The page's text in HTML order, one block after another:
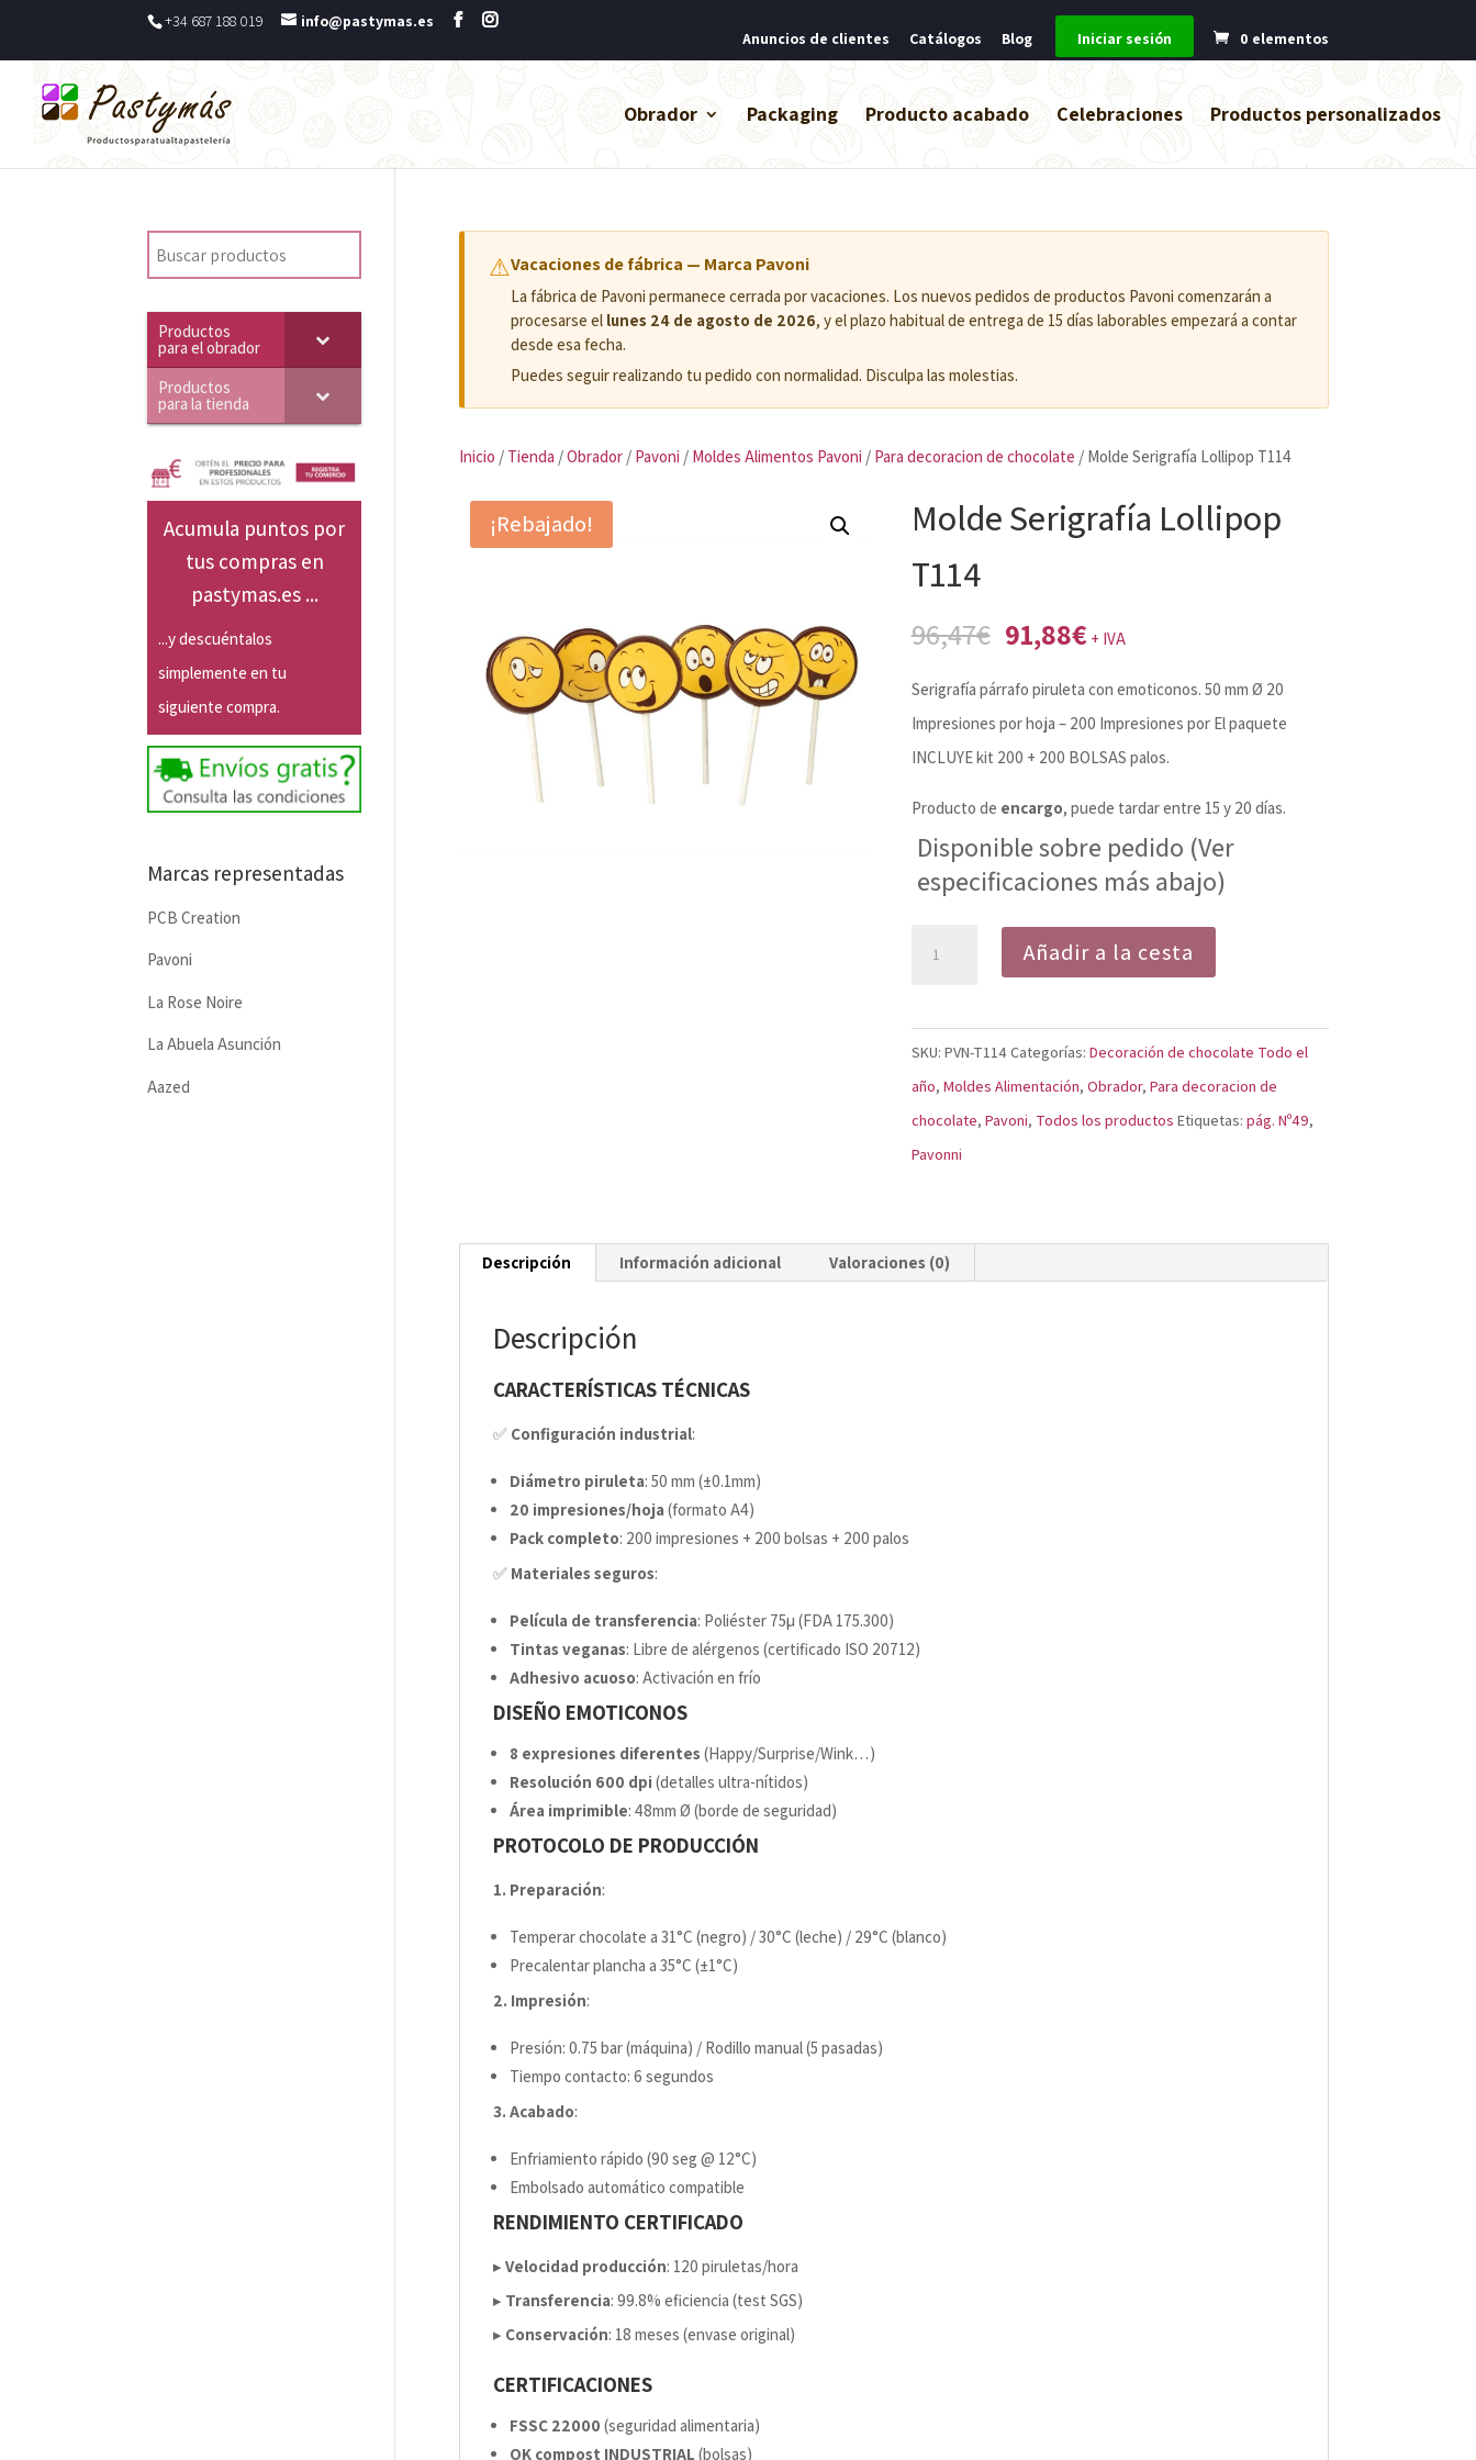
+34 687 188 019
info@pastymas.es
Anuncios de clientes
Catálogos Blog Iniciar sesión 0 elementos
Obrador Packaging Producto acabado Celebraciones Productos personalizados
⚠Vacaciones de fábrica — Marca Pavoni
La fábrica de Pavoni permanece cerrada por vacaciones. Los nuevos pedidos de productos Pavoni comenzarán a
procesarse el lunes 24 de agosto de 2026, y el plazo habitual de entrega de 15 días laborables empezará a contar
desde esa fecha.
Puedes seguir realizando tu pedido con normalidad. Disculpa las molestias.
Inicio / Tienda /Obrador/ Pavoni / Moldes Alimentos Pavoni / Para decoracion de chocolate / Molde Serigrafía Lollipop T114
¡Rebajado!
Molde Serigrafía Lollipop
T114
96,47€ El
original
era:
96,47€.
91,88€El
actual
es:
91,88€.
+ IVA
Serigrafía párrafo piruleta con emoticonos. 50 mm Ø 20
Impresiones por hoja – 200 Impresiones por El paquete
INCLUYE kit 200 + 200 BOLSAS palos.
Producto de encargo, puede tardar entre 15 y 20 días.
Disponible sobre pedido (Ver
especificaciones más abajo)
T114
cantidad
Añadir a la cesta
SKU: PVN-T114Categorías: Decoración de chocolate Todo el
año, Moldes Alimentación, Obrador, Para decoracion de
chocolate, Pavoni, Todos los productos Etiquetas: pág. Nº49,
Pavonni
Descripción Información adicional Valoraciones (0)
Descripción
CARACTERÍSTICAS TÉCNICAS
✅ Configuración industrial:
Diámetro piruleta: 50 mm (±0.1mm)
20 impresiones/hoja (formato A4)
Pack completo: 200 impresiones + 200 bolsas + 200 palos
✅ Materiales seguros:
Película de transferencia: Poliéster 75µ (FDA 175.300)
Tintas veganas: Libre de alérgenos (certificado ISO 20712)
Adhesivo acuoso: Activación en frío
DISEÑO EMOTICONOS
8 expresiones diferentes (Happy/Surprise/Wink…)
Resolución 600 dpi (detalles ultra-nítidos)
Área imprimible: 48mm Ø (borde de seguridad)
PROTOCOLO DE PRODUCCIÓN
1. Preparación:
Temperar chocolate a 31°C (negro) / 30°C (leche) / 29°C (blanco)
Precalentar plancha a 35°C (±1°C)
2. Impresión:
Presión: 0.75 bar (máquina) / Rodillo manual (5 pasadas)
Tiempo contacto: 6 segundos
3. Acabado:
Enfriamiento rápido (90 seg @ 12°C)
Embolsado automático compatible
RENDIMIENTO CERTIFICADO
▸ Velocidad producción: 120 piruletas/hora
▸ Transferencia: 99.8% eficiencia (test SGS)
▸ Conservación: 18 meses (envase original)
CERTIFICACIONES
FSSC 22000 (seguridad alimentaria)
OK compost INDUSTRIAL (bolsas)
Productos
para el obrador
Productos
para la tienda
Acumula puntos por
tus compras en
pastymas.es ...
...y descuéntalos
simplemente en tu
siguiente compra.
Marcas representadas
PCB Creation
Pavoni
La Rose Noire
La Abuela Asunción
Aazed